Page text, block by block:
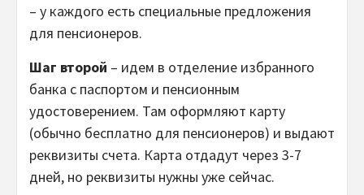
– у каждого есть специальные предложения
для пенсионеров.
Шаг второй – идем в отделение избранного
банка с паспортом и пенсионным
удостоверением. Там оформляют карту
(обычно бесплатно для пенсионеров) и выдают
реквизиты счета. Карта отдадут через 3-7
дней, но реквизиты нужны уже сейчас.